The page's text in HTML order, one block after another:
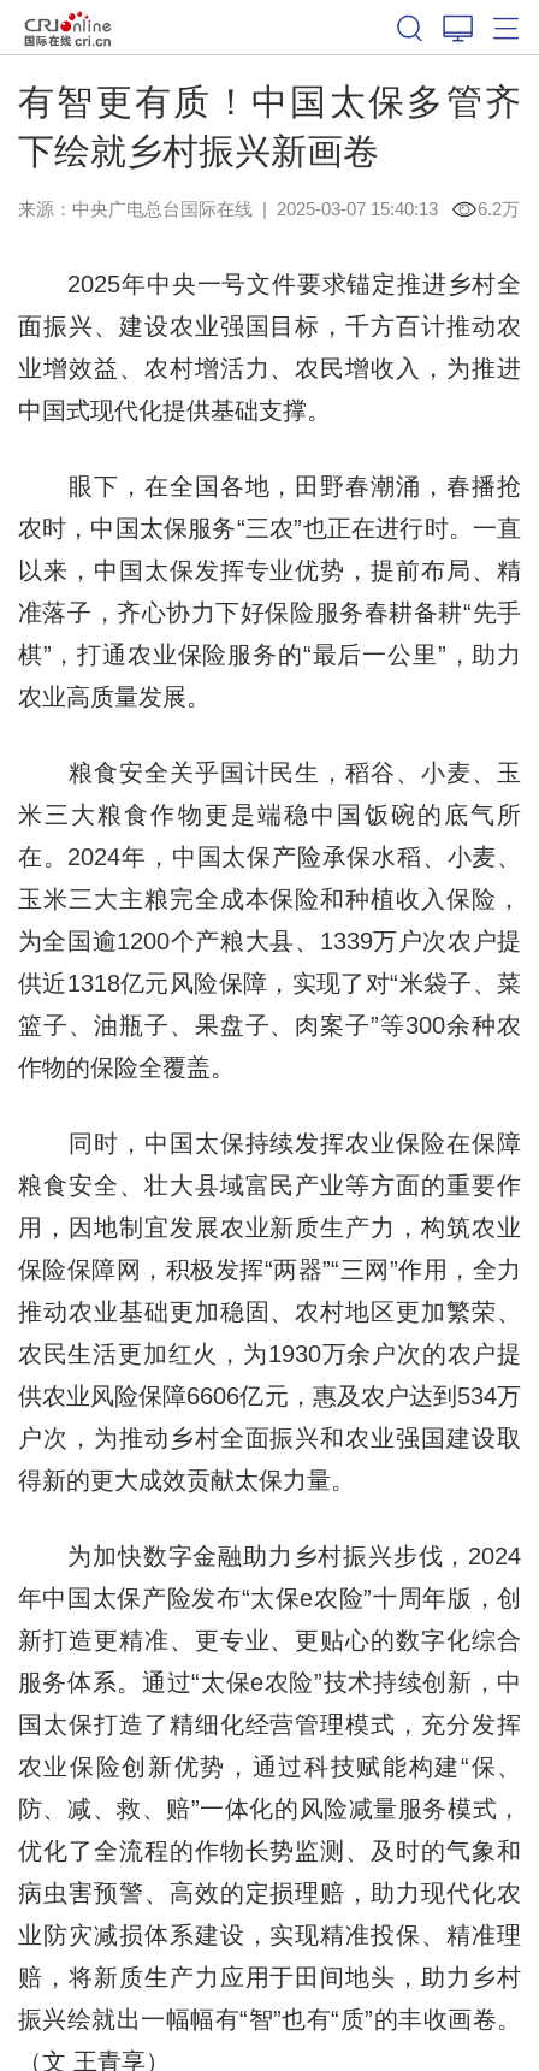
有智更有质！中国太保多管齐
下绘就乡村振兴新画卷
来源：中央广电总台国际在线| 2025-03-07 15:40:13 6.2万
2025年中央一号文件要求锚定推进乡村全
面振兴、建设农业强国目标，千方百计推动农
业增效益、农村增活力、农民增收入，为推进
中国式现代化提供基础支撑。
眼下，在全国各地，田野春潮涌，春播抢
农时，中国太保服务“三农”也正在进行时。一直
以来，中国太保发挥专业优势，提前布局、精
准落子，齐心协力下好保险服务春耕备耕“先手
棋”，打通农业保险服务的“最后一公里”，助力
农业高质量发展。
粮食安全关乎国计民生，稻谷、小麦、玉
米三大粮食作物更是端稳中国饭碗的底气所
在。2024年，中国太保产险承保水稻、小麦、
玉米三大主粮完全成本保险和种植收入保险，
为全国逾1200个产粮大县、1339万户次农户提
供近1318亿元风险保障，实现了对“米袋子、菜
篮子、油瓶子、果盘子、肉案子”等300余种农
作物的保险全覆盖。
同时，中国太保持续发挥农业保险在保障
粮食安全、壮大县域富民产业等方面的重要作
用，因地制宜发展农业新质生产力，构筑农业
保险保障网，积极发挥“两器”“三网”作用，全力
推动农业基础更加稳固、农村地区更加繁荣、
农民生活更加红火，为1930万余户次的农户提
供农业风险保障6606亿元，惠及农户达到534万
户次，为推动乡村全面振兴和农业强国建设取
得新的更大成效贡献太保力量。
为加快数字金融助力乡村振兴步伐，2024
年中国太保产险发布“太保e农险”十周年版，创
新打造更精准、更专业、更贴心的数字化综合
服务体系。通过“太保e农险”技术持续创新，中
国太保打造了精细化经营管理模式，充分发挥
农业保险创新优势，通过科技赋能构建“保、
防、减、救、赔”一体化的风险减量服务模式，
优化了全流程的作物长势监测、及时的气象和
病虫害预警、高效的定损理赔，助力现代化农
业防灾减损体系建设，实现精准投保、精准理
赔，将新质生产力应用于田间地头，助力乡村
振兴绘就出一幅幅有“智”也有“质”的丰收画卷。
（文 王青享）